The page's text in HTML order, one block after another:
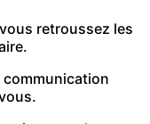
retroussez les
communication